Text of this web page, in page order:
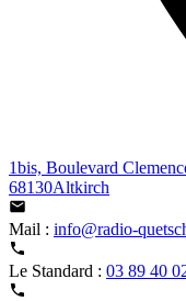
1bis, Boulevard
68130Altkirch
Mail : info@radio-
Le Standard : 03 89 40